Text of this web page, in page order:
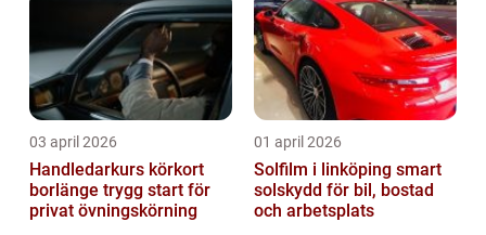
03 april 2026
Handledarkurs körkort
borlänge trygg start för
privat övningskörning
01 april 2026
Solfilm i linköping smart
solskydd för bil, bostad
och arbetsplats